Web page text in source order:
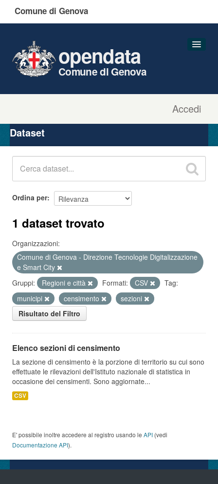
Comune di Genova
Accedi
opendata
Comune di Genova
Organizzazioni
Gruppi
Dataset
Ordina per
1 dataset trovato
Organizzazioni:
Comune di Genova - Direzione Tecnologie Digitalizzazione
e Smart City
Gruppi:
Regioni e città Formati: CSV
Tag:
municipi
censimento
sezioni
Risultato del Filtro
Elenco sezioni di censimento
La sezione di censimento è la porzione di territorio su cui sono
effettuate le rilevazioni dell'Istituto nazionale di statistica in
occasione dei censimenti. Sono aggiornate...
CSV
E' possibile inoltre accedere al registro usando le API (vedi
Documentazione API).